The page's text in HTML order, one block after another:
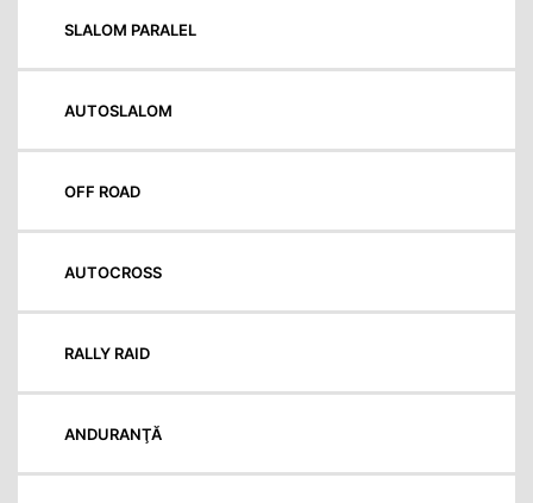
SLALOM PARALEL
AUTOSLALOM
OFF ROAD
AUTOCROSS
RALLY RAID
ANDURANŢĂ